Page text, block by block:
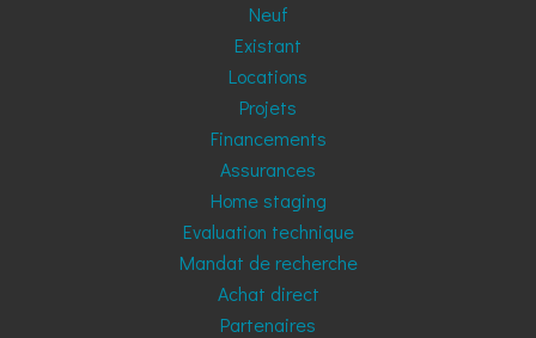
Neuf
Existant
Locations
Projets
Financements
Assurances
Home staging
Evaluation technique
Mandat de recherche
Achat direct
Partenaires